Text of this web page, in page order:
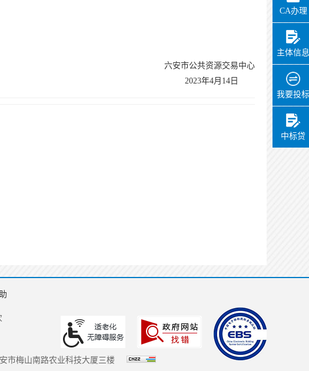
CA办理
主体信息
我要投标
中标贷
六安市公共资源交易中心
2023年4月14日
市梅山南路农业科技大厦三楼